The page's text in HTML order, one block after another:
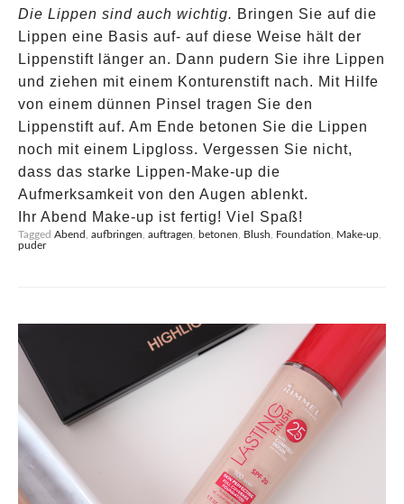
Die Lippen sind auch wichtig. Bringen Sie auf die
Lippen eine Basis auf- auf diese Weise hält der
Lippenstift länger an. Dann pudern Sie ihre Lippen
und ziehen mit einem Konturenstift nach. Mit Hilfe
von einem dünnen Pinsel tragen Sie den
Lippenstift auf. Am Ende betonen Sie die Lippen
noch mit einem Lipgloss. Vergessen Sie nicht,
dass das starke Lippen-Make-up die
Aufmerksamkeit von den Augen ablenkt.
Ihr Abend Make-up ist fertig! Viel Spaß!
Tagged Abend aufbringen auftragen betonen Blush Foundation Make-up
puder